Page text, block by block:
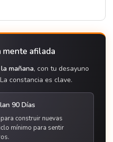
mente afilada
mañana, con tu desayuno
constancia es clave.
90 Días
construir nuevas
mínimo para sentir